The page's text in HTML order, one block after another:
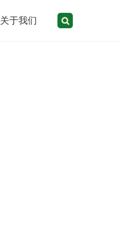
关于我们